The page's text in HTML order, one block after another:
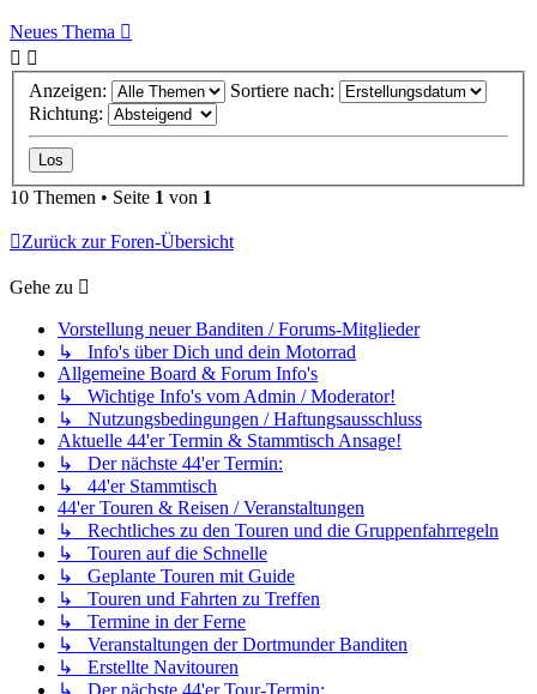
Neues Thema
Anzeigen:
Sortiere nach:
Richtung:
10 Themen • Seite 1 von 1
Zurück zur Foren-Übersicht
Gehe zu
Vorstellung neuer Banditen / Forums-Mitglieder
↳ Info's über Dich und dein Motorrad
Allgemeine Board & Forum Info's
↳ Wichtige Info's vom Admin / Moderator!
↳ Nutzungsbedingungen / Haftungsausschluss
Aktuelle 44'er Termin & Stammtisch Ansage!
↳ Der nächste 44'er Termin:
↳ 44'er Stammtisch
44'er Touren & Reisen / Veranstaltungen
↳ Rechtliches zu den Touren und die Gruppenfahrregeln
↳ Touren auf die Schnelle
↳ Geplante Touren mit Guide
↳ Touren und Fahrten zu Treffen
↳ Termine in der Ferne
↳ Veranstaltungen der Dortmunder Banditen
↳ Erstellte Navitouren
↳ Der nächste 44'er Tour-Termin: